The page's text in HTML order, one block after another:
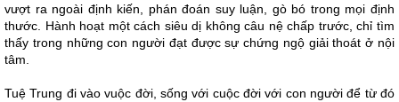
vượt ra ngoài định kiến, phán đoán suy luận, gò bó trong mọi định
thước. Hành hoạt một cách siêu dị không câu nệ chấp trước, chỉ tìm
thấy trong những con người đạt được sự chứng ngộ giải thoát ở nội
tâm.
Tuệ Trung đi vào vuộc đời, sống với cuộc đời với con người để từ đó